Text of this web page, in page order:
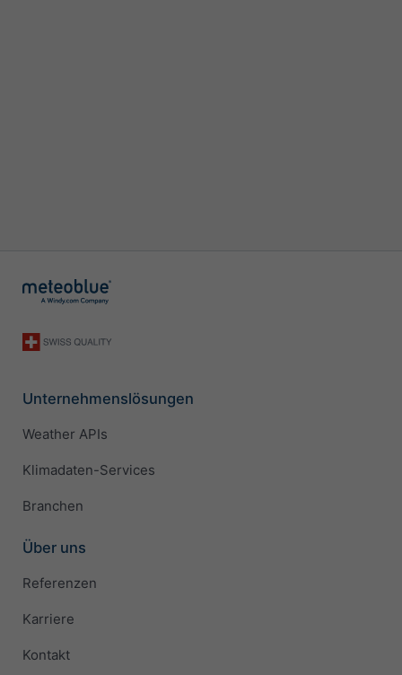
Unternehmenslösungen
Weather APIs
Klimadaten-Services
Branchen
Über uns
Referenzen
Karriere
Kontakt